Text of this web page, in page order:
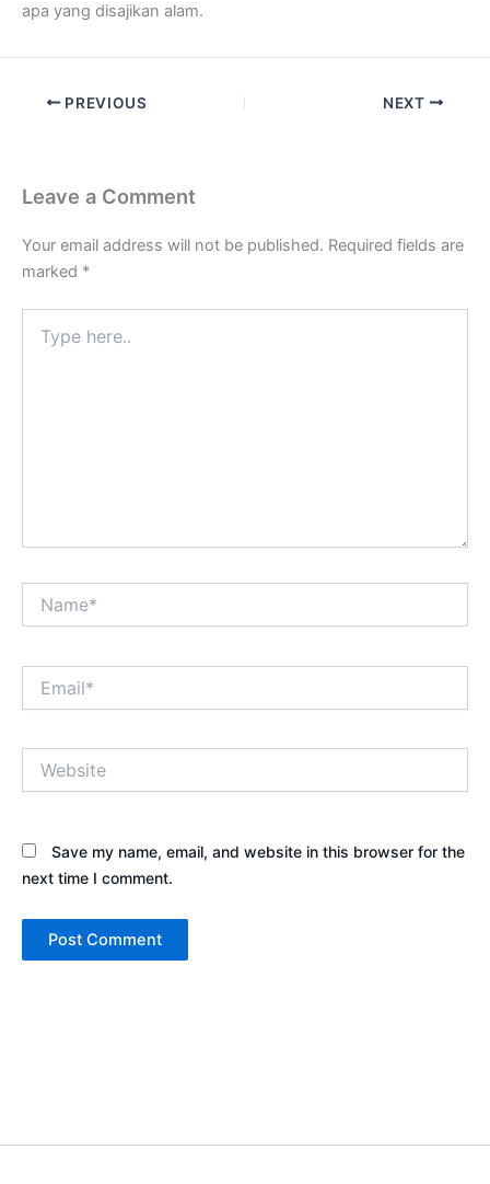
apa yang disajikan alam.
PREVIOUS NEXT
Leave a Comment
Your email address will not be published. Required fields are
marked *
here..
Save my name, email, and website in this browser for the
next time I comment.